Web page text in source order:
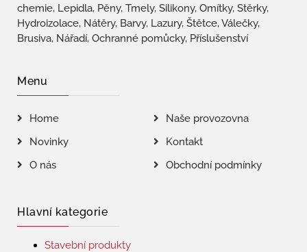
chemie, Lepidla, Pěny, Tmely, Silikony, Omítky, Stěrky,
Hydroizolace, Nátěry, Barvy, Lazury, Štětce, Válečky,
Brusiva, Nářadí, Ochranné pomůcky, Příslušenství
Menu
Home
Naše provozovna
Novinky
Kontakt
O nás
Obchodní podmínky
Hlavní kategorie
Stavební produkty